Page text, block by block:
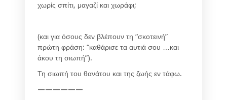
χωρίς σπίτι, μαγαζί και χωράφι;
(και για όσους δεν βλέπουν τη “σκοτεινή”
πρώτη φράση: “καθάρισε τα αυτιά σου …και
άκου τη σιωπή”).
Τη σιωπή του θανάτου και της ζωής εν τάφω.
——————